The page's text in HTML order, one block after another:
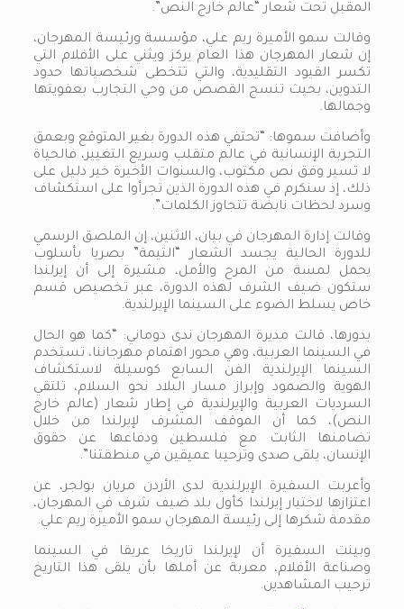
المقبل تحت شعار “عالم خارج النص”.
وقالت سمو الأميرة ريم علي، مؤسسة ورئيسة المهرجان،
إن شعار المهرجان هذا العام يركز ويثني على الأفلام التي
تكسر القيود التقليدية، والتي تتخطى شخصياتها حدود
التدوين، بحيث تنسج القصص من وحي التجارب بعفويتها
وجمالها.
وأضافت سموها: “تحتفي هذه الدورة بغير المتوقع وبعمق
التجربة الإنسانية في عالم متقلب وسريع التغيير، فالحياة
لا تسير وفق نص مكتوب، والسنوات الأخيرة خير دليل على
ذلك، إذ سنكرم في هذه الدورة الذين تجرأوا على استكشاف
وسرد لحظات نابضة تتجاوز الكلمات”.
وقالت إدارة المهرجان في بيان، الاثنين، إن الملصق الرسمي
للدورة الحالية يجسد الشعار “التيمة” بصريا بأسلوب
يحمل لمسة من المرح والأمل، مشيرة إلى أن إيرلندا
ستكون ضيف الشرف لهذه الدورة، عبر تخصيص قسم
خاص يسلط الضوء على السينما الإيرلندية.
بدورها، قالت مديرة المهرجان ندى دوماني: “كما هو الحال
في السينما العربية، وهي محور اهتمام مهرجاننا، تستخدم
السينما الإيرلندية الفن السابع كوسيلة لاستكشاف
الهوية والصمود وإبراز مسار البلاد نحو السلام، تلتقي
السرديات العربية والإيرلندية في إطار شعار (عالم خارج
النص)، كما أن الموقف المشرف لإيرلندا من خلال
تضامنها الثابت مع فلسطين ودفاعها عن حقوق
الإنسان، يلقى صدى وترحيبا عميقين في منطقتنا”.
وأعربت السفيرة الإيرلندية لدى الأردن مريان بولجر، عن
اعتزازها لاختيار إيرلندا كأول بلد ضيف شرف في المهرجان،
مقدمة شكرها إلى رئيسة المهرجان سمو الأميرة ريم علي.
وبينت السفيرة أن لإيرلندا تاريخا عريقا في السينما
وصناعة الأفلام، معربة عن أملها بأن يلقى هذا التاريخ
ترحيب المشاهدين.